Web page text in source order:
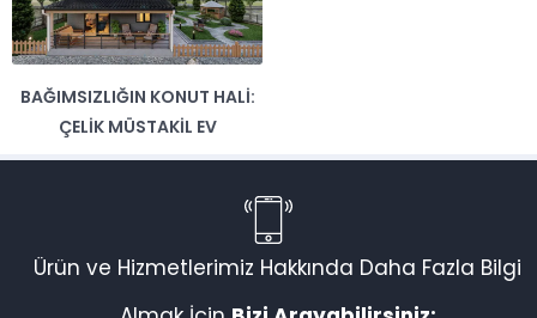
BAĞIMSIZLIĞIN KONUT HALI:
ÇELIK MÜSTAKIL EV
Ürün ve Hizmetlerimiz Hakkında Daha Fazla Bilgi